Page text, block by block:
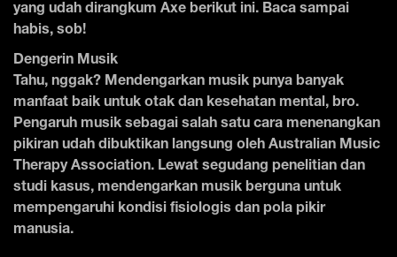
yang udah dirangkum Axe berikut ini. Baca sampai
habis, sob!
Dengerin Musik
Tahu, nggak? Mendengarkan musik punya banyak
manfaat baik untuk otak dan kesehatan mental, bro.
Pengaruh musik sebagai salah satu cara menenangkan
pikiran udah dibuktikan langsung oleh Australian Music
Therapy Association. Lewat segudang penelitian dan
studi kasus, mendengarkan musik berguna untuk
mempengaruhi kondisi fisiologis dan pola pikir
manusia.